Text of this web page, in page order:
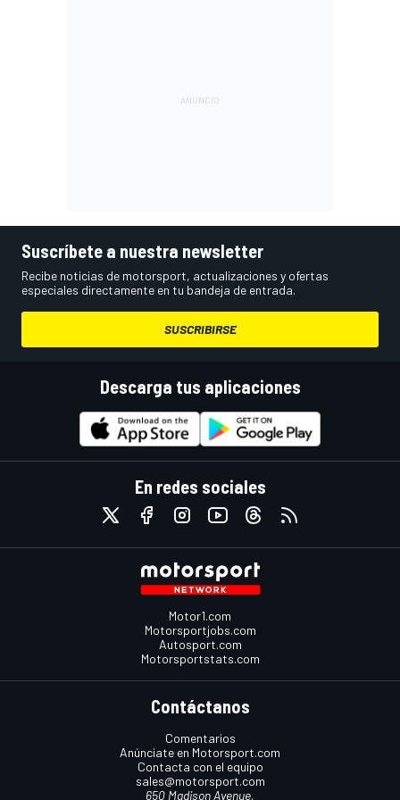
Suscríbete a nuestra newsletter
Recibe noticias de motorsport, actualizaciones y ofertas
especiales directamente en tu bandeja de entrada.
SUSCRIBIRSE
Descarga tus aplicaciones
En redes sociales
Motor1.com
Motorsportjobs.com
Autosport.com
Motorsportstats.com
Contáctanos
Comentarios
Anúnciate en Motorsport.com
Contacta con el equipo
sales@motorsport.com
650 Madison Avenue,